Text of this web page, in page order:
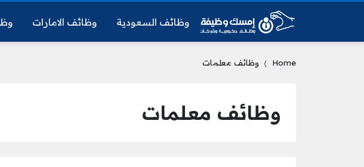
وظائف السعودية وظائف الامارات
Home وظائف معلمات
وظائف معلمات